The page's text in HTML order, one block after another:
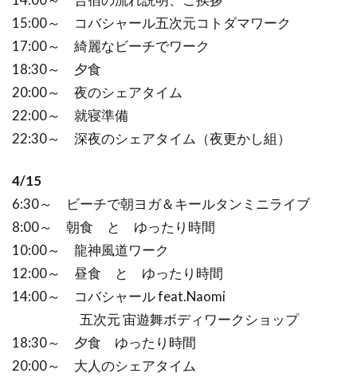
15:00～ コバシャール五次元コトダマワーク
17:00～ 綺麗なビーチでワーク
18:30～ 夕食
20:00～ 夜のシェアタイム
22:00～ 就寝準備
22:30～ 深夜のシェアタイム（夜更かし組）
4/15
6:30～ ビーチで朝ヨガ＆キールタンミニライブ
8:00～ 朝食 と ゆったり時間
10:00～ 龍神風道ワーク
12:00～ 昼食 と ゆったり時間
14:00～ コバシャール feat.Naomi
五次元 宙遊舞ボディワークショップ
18:30～ 夕食 ゆったり時間
20:00～ 大人のシェアタイム